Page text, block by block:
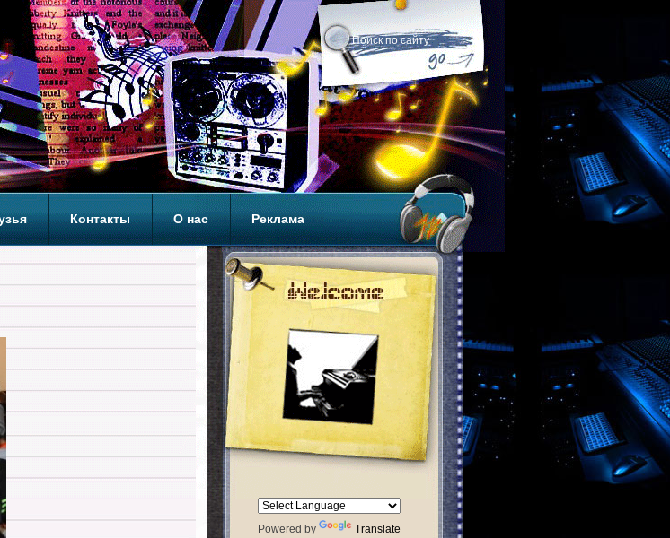
Контакты О нас Реклама
Powered by Translate